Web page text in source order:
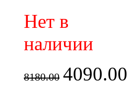
Нет в
наличии
8180.00 4090.00